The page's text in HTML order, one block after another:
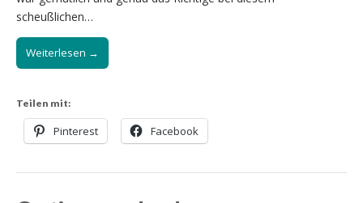
scheußlichen…
Weiterlesen →
Teilen mit:
Pinterest Facebook